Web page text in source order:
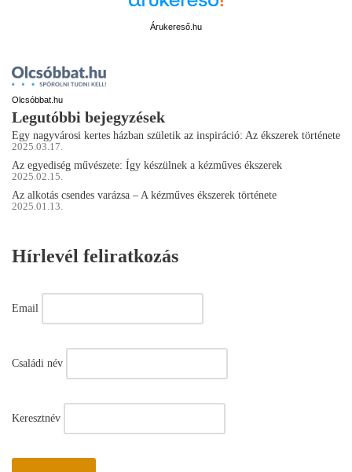
Árukereső.hu
Olcsóbbat.hu
Legutóbbi bejegyzések
Egy nagyvárosi kertes házban születik az inspiráció: Az ékszerek története
2025.03.17.
Az egyediség művészete: Így készülnek a kézműves ékszerek
2025.02.15.
Az alkotás csendes varázsa – A kézműves ékszerek története
2025.01.13.
Hírlevél feliratkozás
Email
Családi név
Keresztnév